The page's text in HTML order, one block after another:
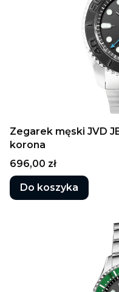
Zegarek męski JVD
korona
Cena
696,00 zł
Do koszyka